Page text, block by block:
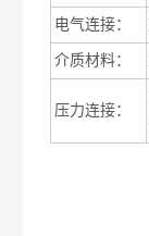
电气连接：
介质材料：
压力连接：